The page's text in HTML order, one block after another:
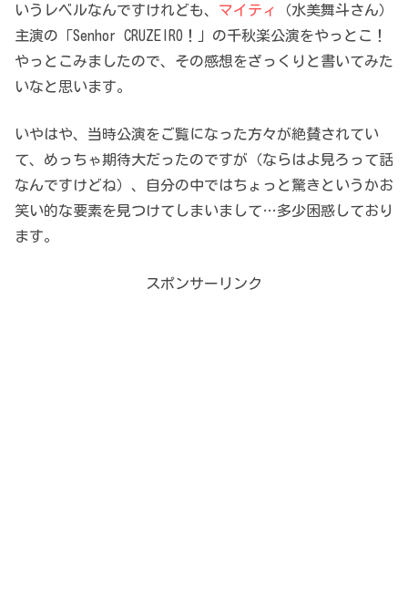
いうレベルなんですけれども、 マイティ
（水美舞斗さん）
主演の「Senhor CRUZEIRO！」の千秋楽公演をやっとこ！
やっとこみましたので、その感想をざっくりと書いてみた
いなと思います。
いやはや、当時公演をご覧になった方々が絶賛されてい
て、めっちゃ期待大だったのですが（ならはよ見ろって話
なんですけどね）、自分の中ではちょっと驚きというかお
笑い的な要素を見つけてしまいまして…多少困惑しており
ます。
スポンサーリンク